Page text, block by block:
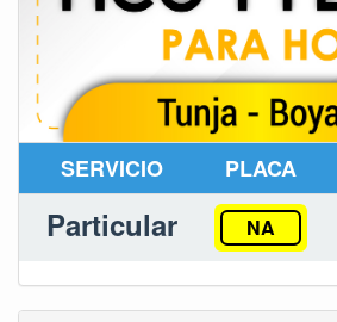
SERVICIO PLACA
Particular NA